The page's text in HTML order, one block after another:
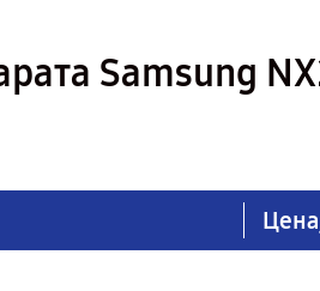
Samsung